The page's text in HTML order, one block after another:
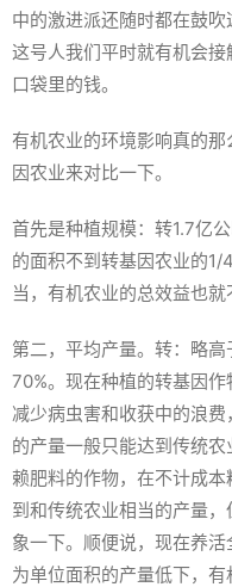
中的激进派还随时都在鼓吹
这号人我们平时就有机会
口袋里的钱。
有机农业的环境影响真的
因农业来对比一下。
首先是种植规模：转1.7亿
的面积不到转基因农业的
当，有机农业的总效益也就
第二，平均产量。转：略
70%。现在种植的转基因
减少病虫害和收获中的浪
的产量一般只能达到传统
赖肥料的作物，在不计成
到和传统农业相当的产量
象一下。顺便说，现在养
为单位面积的产量低下，